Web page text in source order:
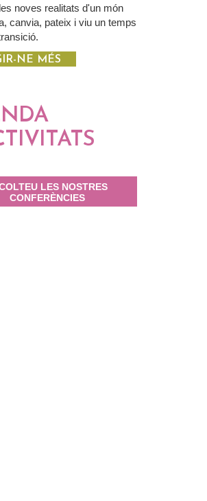
noves realitats d'un món
canvia, pateix i viu un temps
NE MÉS
LES NOSTRES
CONFERÈNCIES